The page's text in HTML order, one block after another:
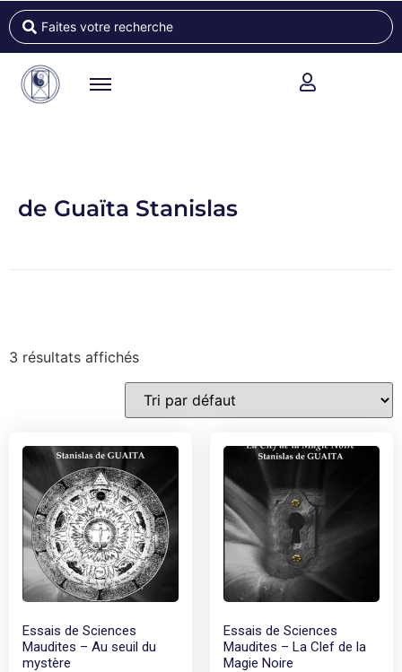
de Guaïta Stanislas
3 résultats affichés
Essais de Sciences
Maudites – Au seuil du
mystère
Essais de Sciences
Maudites – La Clef de la
Magie Noire